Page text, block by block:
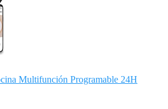
Multifunción Programable 24H